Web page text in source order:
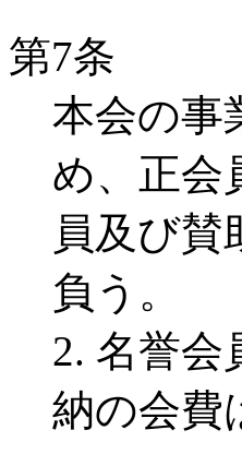
第7条
本会の事
め、正会
員及び
負う。
2. 名誉
納の会費